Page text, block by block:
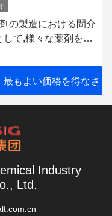
の製造における間介
して,様々な薬剤を合
最もよい価格を得なさ
Industry
Ltd.